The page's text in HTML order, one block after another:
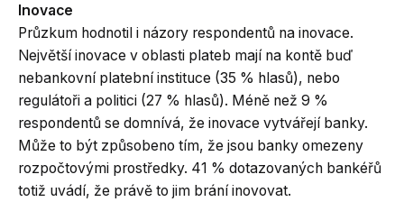
Inovace
Průzkum hodnotil i názory respondentů na inovace.
Největší inovace v oblasti plateb mají na kontě buď
nebankovní platební instituce (35 % hlasů), nebo
regulátoři a politici (27 % hlasů). Méně než 9 %
respondentů se domnívá, že inovace vytvářejí banky.
Může to být způsobeno tím, že jsou banky omezeny
rozpočtovými prostředky. 41 % dotazovaných bankéřů
totiž uvádí, že právě to jim brání inovovat.